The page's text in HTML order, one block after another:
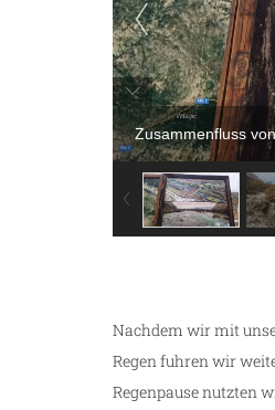
Zusammenfluss
Nachdem wir mit
Regen fuhren wir
Regenpause nutzten